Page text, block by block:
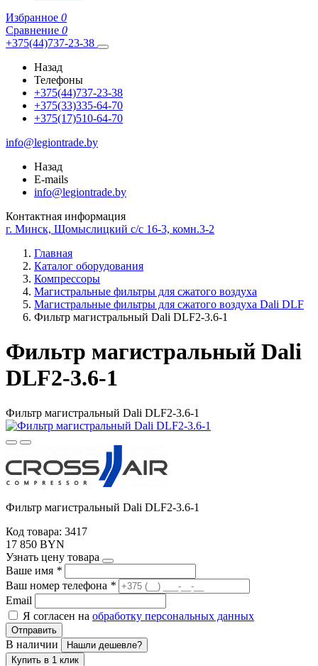
Избранное 0
Сравнение 0
+375(44)737-23-38
Назад
Телефоны
+375(44)737-23-38
+375(33)335-64-70
+375(17)510-64-70
info@legiontrade.by
Назад
E-mails
info@legiontrade.by
Контактная информация
г. Минск, Щомыслицкий с/с 16-3, комн.3-2
Главная
Каталог оборудования
Компрессоры
Магистральные фильтры для сжатого воздуха
Магистральные фильтры для сжатого воздуха Dali DLF
Фильтр магистральный Dali DLF2-3.6-1
Фильтр магистральный Dali
DLF2-3.6-1
Фильтр магистральный Dali DLF2-3.6-1
Фильтр магистральный Dali DLF2-3.6-1
Код товара: 3417
17 850 BYN
Узнать цену товара
Ваше имя *
Ваш номер телефона *
Email
Я согласен на обработку персональных данных
Отправить
В наличии
Нашли дешевле?
Купить в 1 клик